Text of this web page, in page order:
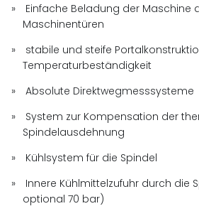
Einfache Beladung der Maschine
Maschinentüren
stabile und steife
Temperaturbeständigkeit
Absolute Direktwegmesssysteme
System zur Kompensation der
Spindelausdehnung
Kühlsystem für die Spindel
Innere Kühlmittelzufuhr durch die
optional 70 bar)